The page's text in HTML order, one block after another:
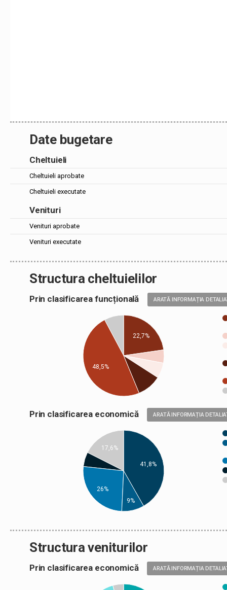
Date bugetare
Cheltuieli
Cheltuieli aprobate
Cheltuieli executate
Venituri
Venituri aprobate
Venituri executate
Structura cheltuielilor
Prin clasificarea funcțională ARATĂ INFORMAȚIA
22,7%
48,5%
Prin clasificarea economică ARATĂ INFORMAȚIA
41,8%
17,6%
26%
9%
Structura veniturilor
Prin clasificarea economică ARATĂ INFORMAȚIA